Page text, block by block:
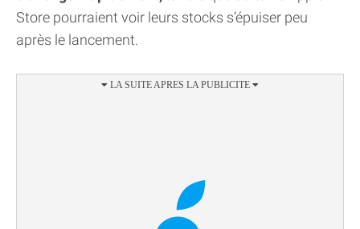
Store pourraient voir leurs stocks s’épuiser peu
après le lancement.